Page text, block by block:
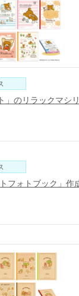
」のリラックマシ
フォトブック」作